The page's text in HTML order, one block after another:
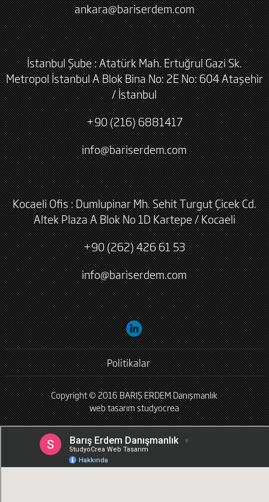
ankara@bariserdem.com
İstanbul Şube : Atatürk Mah. Ertuğrul Gazi Sk.
Metropol İstanbul A Blok Bina No: 2E No: 604 Ataşehir
/ İstanbul
+90 (216) 6881417
info@bariserdem.com
Kocaeli Ofis : Dumlupinar Mh. Sehit Turgut Çicek Cd.
Altek Plaza A Blok No 1D Kartepe / Kocaeli
+90 (262) 426 61 53
info@bariserdem.com
Politikalar
Copyright © 2016 BARIŞ ERDEM Danışmanlık
web tasarımstudyocrea